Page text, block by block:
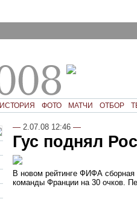
ИСТОРИЯ ФОТО МАТЧИ ОТБОР
— 2.07.08 12:46 —
Гус поднял
В новом рейтинге ФИФА сборная
команды Франции на 30 очков.